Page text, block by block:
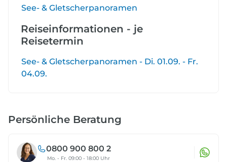
See- & Gletscherpanoramen
Reiseinformationen - je
Reisetermin
See- & Gletscherpanoramen - Di. 01.09. - Fr.
04.09.
Persönliche Beratung
0800 900 800 2
Mo. - Fr. 09:00 - 18:00 Uhr